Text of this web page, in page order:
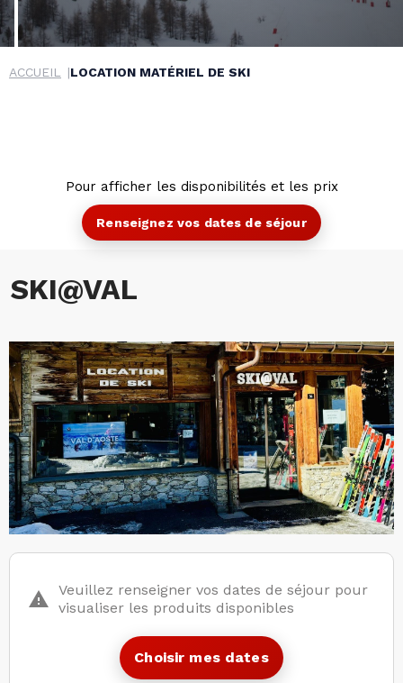
ACCUEIL LOCATION MATÉRIEL DE SKI
Pour afficher les disponibilités et les prix
Renseignez vos dates de séjour
SKI@VAL
Veuillez renseigner vos dates de séjour pour
visualiser les produits disponibles
Choisir mes dates